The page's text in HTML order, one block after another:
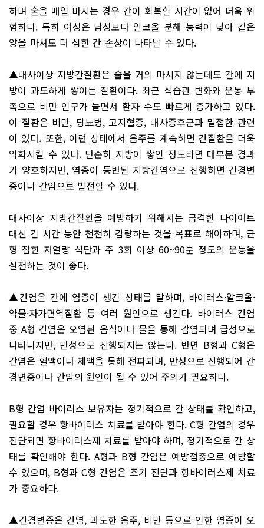
하며 술을 매일 마시는 경우 간이 회복할 시간이 없어 더욱 위
험하다. 특히 여성은 남성보다 알코올 분해 능력이 낮아 같은
양을 마셔도 더 심한 간 손상이 나타날 수 있다.
▲대사이상 지방간질환은 술을 거의 마시지 않는데도 간에 지
방이 과도하게 쌓이는 질환이다. 최근 식습관 변화와 운동 부
족으로 비만 인구가 늘면서 환자 수도 빠르게 증가하고 있다.
이 질환은 비만, 당뇨병, 고지혈증, 대사증후군과 밀접한 관련
이 있다. 또한, 이런 상태에서 음주를 계속하면 간질환을 더욱
악화시킬 수 있다. 단순히 지방이 쌓인 정도라면 대부분 경과
가 양호하지만, 염증이 동반된 지방간염으로 진행하면 간경변
증이나 간암으로 발전할 수 있다.
대사이상 지방간질환을 예방하기 위해서는 급격한 다이어트
대신 긴 시간 동안 천천히 감량하는 것을 목표로 해야하며, 균
형 잡힌 저열량 식단과 주 3회 이상 60~90분 정도의 운동을
실천하는 것이 좋다.
▲간염은 간에 염증이 생긴 상태를 말하며, 바이러스·알코올·
약물·자가면역질환 등 여러 원인으로 생긴다. 바이러스 간염
중 A형 간염은 오염된 음식이나 물을 통해 감염되며 급성으로
나타나지만, 만성으로 진행되지는 않는다. 반면 B형과 C형은
간염은 혈액이나 체액을 통해 전파되며, 만성으로 진행되어 간
경변증이나 간암의 원인이 될 수 있어 주의가 필요하다.
B형 간염 바이러스 보유자는 정기적으로 간 상태를 확인하고,
필요할 경우 항바이러스 치료를 받아야 한다. C형 간염의 경우
진단되면 항바이러스제 치료를 받아야 하며, 정기적으로 간 상
태를 확인해야 한다. A형과 B형 간염은 예방접종으로 예방할
수 있으며, B형과 C형 간염은 조기 진단과 항바이러스제 치료
가 중요하다.
▲간경변증은 간염, 과도한 음주, 비만 등으로 인한 염증이 오